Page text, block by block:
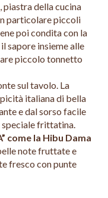
piastra della cucina
particolare piccoli
poi condita con la
sapore insieme alle
piccolo tonnetto
sul tavolo. La
italiana di bella
e dal sorso facile
speciale frittatina.
come la Hibu Dama
note fruttate e
fresco con punte